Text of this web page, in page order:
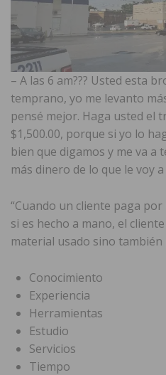
– A las 6 am??? Usted esta
temprano, yo me levanto
pensé mejor. Haga usted el
$1,500.00, porque si yo lo
bien que digamos y me va a
más dinero de lo que le voy a
“Cuando un cliente paga
si es hecho a mano, el
material usado sino
Conocimiento
Experiencia
Herramientas
Estudio
Servicios
Tiempo